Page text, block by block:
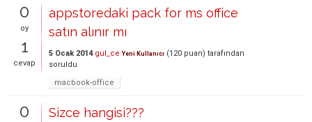
0
oy
1
cevap
appstoredaki pack for ms office
satın alınır mı
5 Ocak 2014 gul_ce Yeni Kullanıcı (120 puan) tarafından
soruldu
macbook-office
0 Sizce hangisi???